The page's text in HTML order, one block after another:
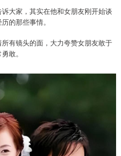
大家，其实在他和女朋友刚开始谈
的那些事情。
有镜头的面，大力夸赞女朋友敢于
敢。